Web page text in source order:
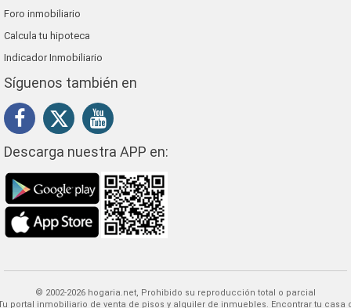
Foro inmobiliario
Calcula tu hipoteca
Indicador Inmobiliario
Síguenos también en
Descarga nuestra APP en:
© 2002-2026 hogaria.net, Prohibido su reproducción total o parcial
Encontrar tu casa o